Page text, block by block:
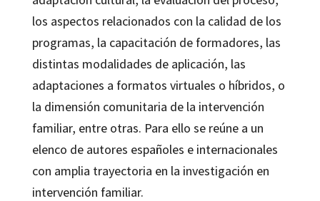
los aspectos relacionados con la calidad de los
programas, la capacitación de formadores, las
distintas modalidades de aplicación, las
adaptaciones a formatos virtuales o híbridos, o
la dimensión comunitaria de la intervención
familiar, entre otras. Para ello se reúne a un
elenco de autores españoles e internacionales
con amplia trayectoria en la investigación en
intervención familiar.